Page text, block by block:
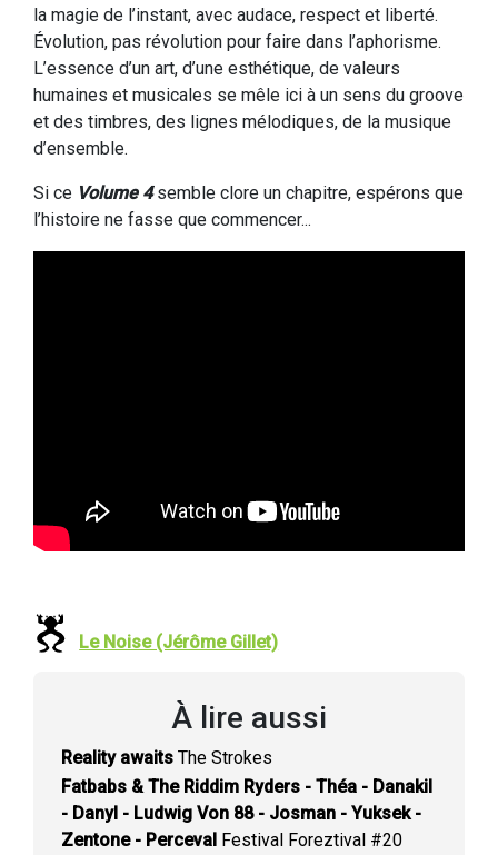
la magie de l’instant, avec audace, respect et liberté.
Évolution, pas révolution pour faire dans l’aphorisme.
L’essence d’un art, d’une esthétique, de valeurs
humaines et musicales se mêle ici à un sens du groove
et des timbres, des lignes mélodiques, de la musique
d’ensemble.
Si ce Volume 4semble clore un chapitre, espérons que
l’histoire ne fasse que commencer...
Le Noise (Jérôme Gillet)
À lire aussi
Reality awaits The Strokes
Fatbabs & The Riddim Ryders - Théa - Danakil
- Danyl - Ludwig Von 88 - Josman - Yuksek -
Zentone - Perceval Festival Foreztival #20